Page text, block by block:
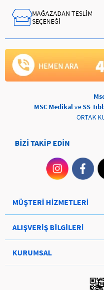
MAĞAZADAN TESLİM
SEÇENEĞİ
MSC MedikalveSS
ORTAK
BİZİ TAKİP EDİN
MÜŞTERİ HİZMETLERİ
ALIŞVERİŞ BİLGİLERİ
KURUMSAL